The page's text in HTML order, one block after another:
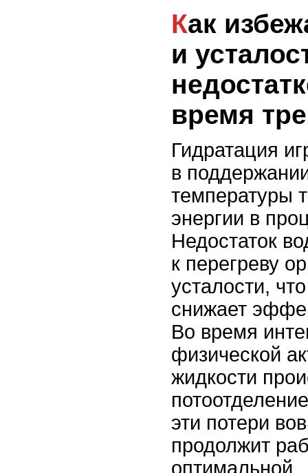
Как избежать перегрева
и
время
Гидратация
в
температуры
энергии в
Недостаток
к перегреву
усталости,
снижает
Во время
физической
жидкости
эти потери
продолжит
оптимальной